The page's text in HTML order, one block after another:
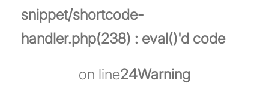
snippet/shortcode-
handler.php(238) : eval()'d code
on line24Warning